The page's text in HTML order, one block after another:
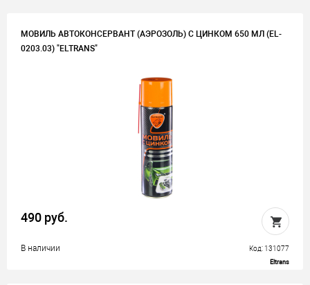
МОВИЛЬ АВТОКОНСЕРВАНТ (АЭРОЗОЛЬ) С ЦИНКОМ 650 МЛ (EL-
0203.03) "ELTRANS"
490 руб.
В наличии Код: 131077
Eltrans